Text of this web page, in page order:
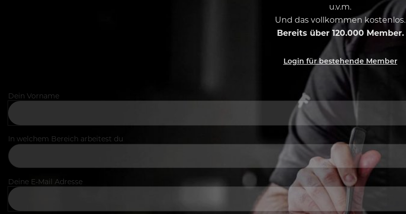
u.v.m.
Und das vollkommen kostenlos.
Bereits über 120.000 Member.
Login für bestehende Member
Dein Vorname
In welchem Bereich arbeitest du
Deine E-Mail Adresse